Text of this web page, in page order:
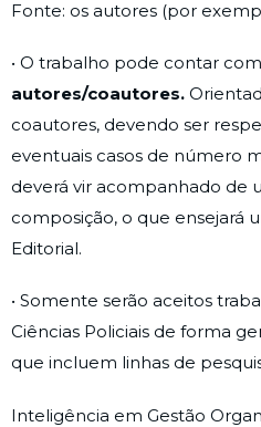
Fonte: os autores (por
• O trabalho pode contar
autores/coautores.
coautores, devendo ser
eventuais casos de número
deverá vir acompanhado de
composição, o que ensejará
Editorial.
• Somente serão aceitos
Ciências Policiais de forma
que incluem linhas de
Inteligência em Gestão